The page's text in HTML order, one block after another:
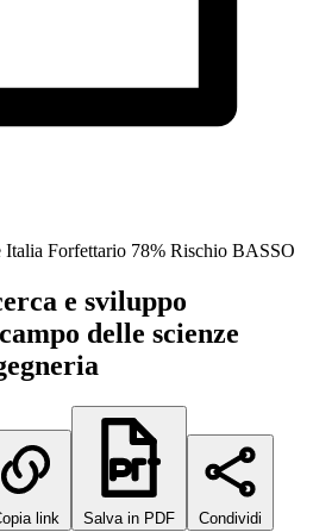
Italia Forfettario 78% Rischio BASSO
e sviluppo
delle scienze
link Salva in PDF Condividi